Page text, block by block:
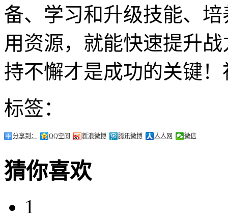
备、学习和升级技能、
用资源，就能快速提升
持不懈才是成功的关键
标签：
分享到： QQ空间 新浪微博 腾讯微博 人人网 微信
猜你喜欢
1